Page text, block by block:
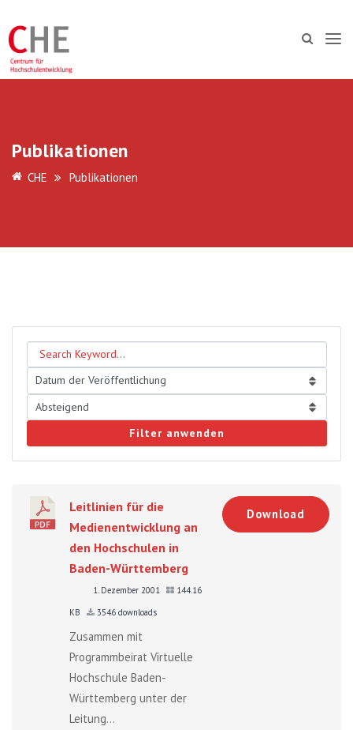
Publikationen
CHE Publikationen
Filter anwenden
Leitlinien für die
Medienentwicklung an
den Hochschulen in
Baden-Württemberg
1. Dezember 2001
144.16
KB
3546 downloads
Zusammen mit
Programmbeirat Virtuelle
Hochschule Baden-
Württemberg unter der
Leitung...
Download